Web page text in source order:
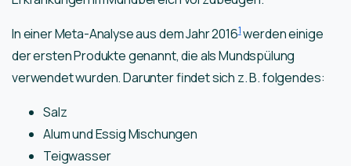
In einer Meta-Analyse aus dem Jahr 20161werden einige
der ersten Produkte genannt, die als Mundspülung
verwendet wurden. Darunter findet sich z. B. folgendes:
Salz
Alum und Essig Mischungen
Teigwasser